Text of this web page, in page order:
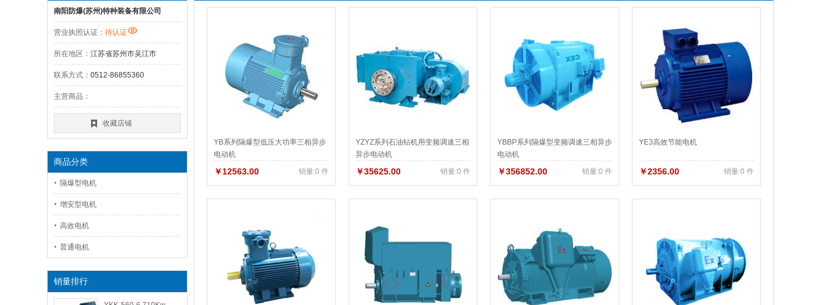
南阳防爆(苏州)特种装备有限公司
营业执照认证： 待认证
所在地区： 江苏省苏州市吴江市
联系方式： 0512-86855360
主营商品：
收藏店铺
商品分类
隔爆型电机
增安型电机
高效电机
普通电机
销量排行
YB系列隔爆型低压大功率三相异步
电动机
￥12563.00 销量:0 件
YZYZ系列石油钻机用变频调速三相
异步电动机
￥35625.00 销量:0 件
YBBP系列隔爆型变频调速三相异步
电动机
￥356852.00 销量:0 件
YE3高效节能电机
￥2356.00 销量:0 件